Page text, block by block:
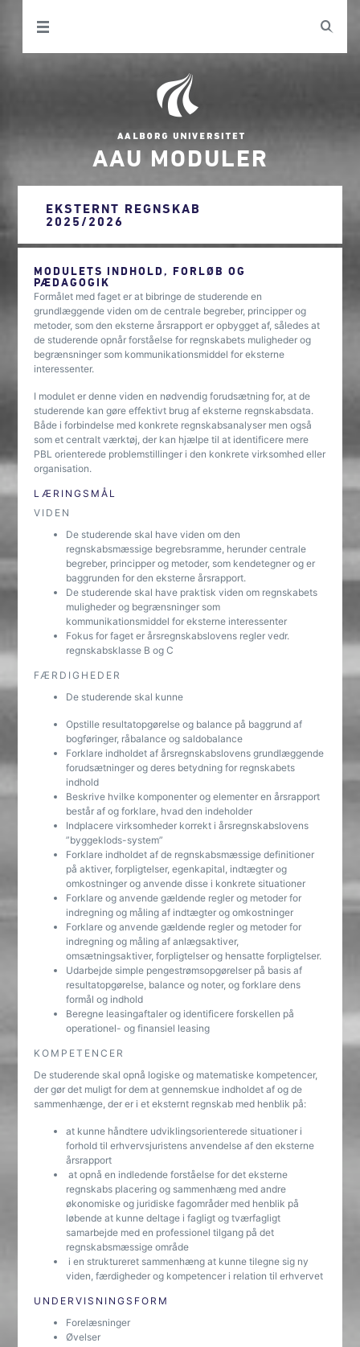
AAU MODULER
EKSTERNT REGNSKAB
2025/2026
MODULETS INDHOLD, FORLØB OG
PÆDAGOGIK
Formålet med faget er at bibringe de studerende en
grundlæggende viden om de centrale begreber, principper og
metoder, som den eksterne årsrapport er opbygget af, således at
de studerende opnår forståelse for regnskabets muligheder og
begrænsninger som kommunikationsmiddel for eksterne
interessenter.
I modulet er denne viden en nødvendig forudsætning for, at de
studerende kan gøre effektivt brug af eksterne regnskabsdata.
Både i forbindelse med konkrete regnskabsanalyser men også
som et centralt værktøj, der kan hjælpe til at identificere mere
PBL orienterede problemstillinger i den konkrete virksomhed eller
organisation.
LÆRINGSMÅL
VIDEN
De studerende skal have viden om den
regnskabsmæssige begrebsramme, herunder centrale
begreber, principper og metoder, som kendetegner og er
baggrunden for den eksterne årsrapport.
De studerende skal have praktisk viden om regnskabets
muligheder og begrænsninger som
kommunikationsmiddel for eksterne interessenter
Fokus for faget er årsregnskabslovens regler vedr.
regnskabsklasse B og C
FÆRDIGHEDER
De studerende skal kunne
Opstille resultatopgørelse og balance på baggrund af
bogføringer, råbalance og saldobalance
Forklare indholdet af årsregnskabslovens grundlæggende
forudsætninger og deres betydning for regnskabets
indhold
Beskrive hvilke komponenter og elementer en årsrapport
består af og forklare, hvad den indeholder
Indplacere virksomheder korrekt i årsregnskabslovens
”byggeklods-system”
Forklare indholdet af de regnskabsmæssige definitioner
på aktiver, forpligtelser, egenkapital, indtægter og
omkostninger og anvende disse i konkrete situationer
Forklare og anvende gældende regler og metoder for
indregning og måling af indtægter og omkostninger
Forklare og anvende gældende regler og metoder for
indregning og måling af anlægsaktiver,
omsætningsaktiver, forpligtelser og hensatte forpligtelser.
Udarbejde simple pengestrømsopgørelser på basis af
resultatopgørelse, balance og noter, og forklare dens
formål og indhold
Beregne leasingaftaler og identificere forskellen på
operationel- og finansiel leasing
KOMPETENCER
De studerende skal opnå logiske og matematiske kompetencer,
der gør det muligt for dem at gennemskue indholdet af og de
sammenhænge, der er i et eksternt regnskab med henblik på:
at kunne håndtere udviklingsorienterede situationer i
forhold til erhvervsjuristens anvendelse af den eksterne
årsrapport
at opnå en indledende forståelse for det eksterne
regnskabs placering og sammenhæng med andre
økonomiske og juridiske fagområder med henblik på
løbende at kunne deltage i fagligt og tværfagligt
samarbejde med en professionel tilgang på det
regnskabsmæssige område
i en struktureret sammenhæng at kunne tilegne sig ny
viden, færdigheder og kompetencer i relation til erhvervet
UNDERVISNINGSFORM
Forelæsninger
Øvelser